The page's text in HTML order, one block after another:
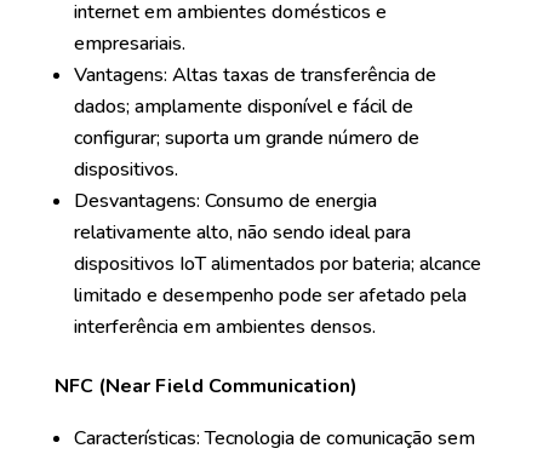
internet em ambientes domésticos e
empresariais.
Vantagens: Altas taxas de transferência de
dados; amplamente disponível e fácil de
configurar; suporta um grande número de
dispositivos.
Desvantagens: Consumo de energia
relativamente alto, não sendo ideal para
dispositivos IoT alimentados por bateria; alcance
limitado e desempenho pode ser afetado pela
interferência em ambientes densos.
NFC (Near Field Communication)
Características: Tecnologia de comunicação sem